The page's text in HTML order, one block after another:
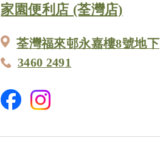
家園便利店 (荃灣店)
荃灣福來邨永嘉樓8號地下
3460 2491